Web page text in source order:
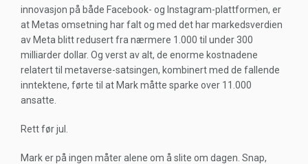
innovasjon på både Facebook- og Instagram-plattformen, er
at Metas omsetning har falt og med det har markedsverdien
av Meta blitt redusert fra nærmere 1.000 til under 300
milliarder dollar. Og verst av alt, de enorme kostnadene
relatert til metaverse-satsingen, kombinert med de fallende
inntektene, førte til at Mark måtte sparke over 11.000
ansatte.
Rett før jul.
Mark er på ingen måter alene om å slite om dagen. Snap,